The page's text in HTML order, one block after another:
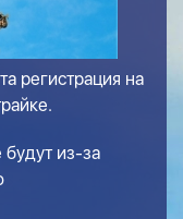
регистрация на
из-за